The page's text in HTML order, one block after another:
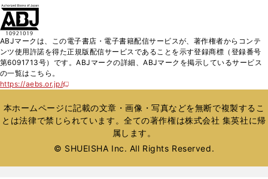
く
ド
ウ
で
ィ
ン
ド
開
く
ABJマークは、この電子書店・電子書籍配信サービスが、著作権者からコンテ
ンツ使用許諾を得た正規版配信サービスであることを示す登録商標（登録番号
第6091713号）です。ABJマークの詳細、ABJマークを掲示しているサービス
の一覧はこちら。
https://aebs.or.jp/
新
い
ウ
ィ
ウ
本ホームページに記載の文章・画像・写真などを無断で複製するこ
とは法律で禁じられています。全ての著作権は株式会社 集英社に帰
属します。
© SHUEISHA Inc. All Rights Reserved.